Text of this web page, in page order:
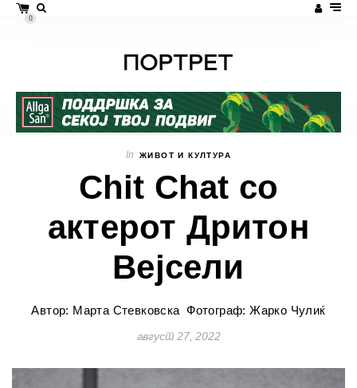
0
In ЖИВОТ И КУЛТУРА
Chit Chat со
актерот Дритон
Вејсели
Автор: Марта Стевковска Фотограф: Жарко Чулиќ
август 27, 2022